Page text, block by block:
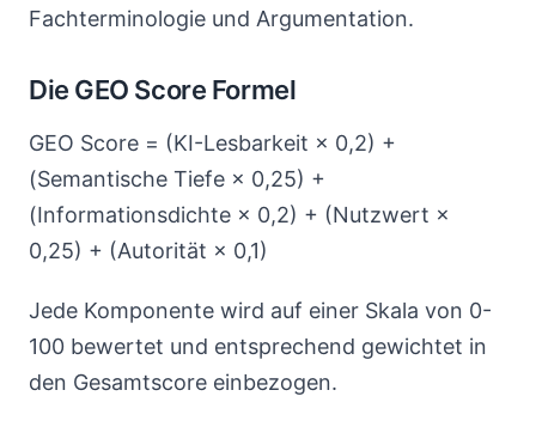
Fachterminologie und Argumentation.
Die GEO Score Formel
GEO Score = (KI-Lesbarkeit × 0,2) +
(Semantische Tiefe × 0,25) +
(Informationsdichte × 0,2) + (Nutzwert ×
0,25) + (Autorität × 0,1)
Jede Komponente wird auf einer Skala von 0-
100 bewertet und entsprechend gewichtet in
den Gesamtscore einbezogen.